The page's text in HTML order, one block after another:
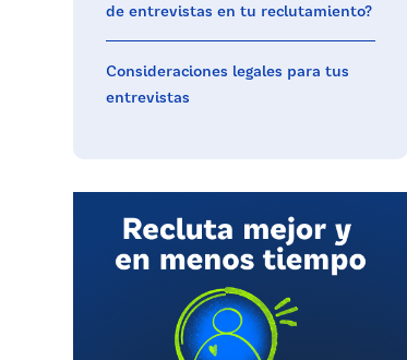
de entrevistas en tu reclutamiento?
Consideraciones legales para tus
entrevistas